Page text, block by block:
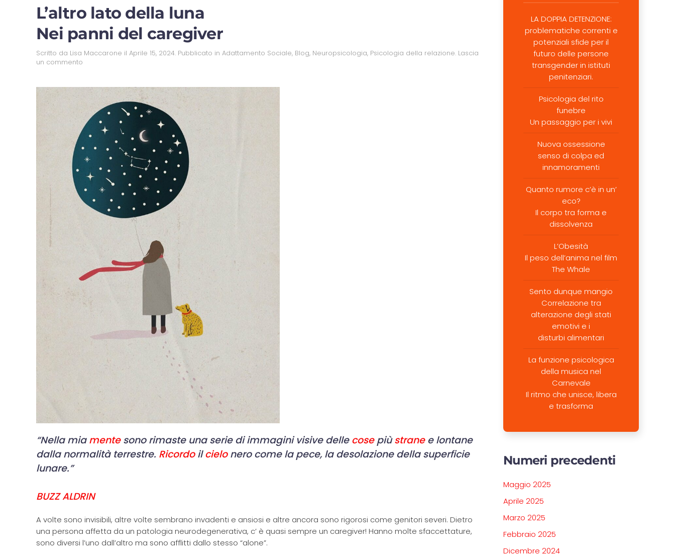
L’altro lato della luna
Nei panni del caregiver
Scritto da Lisa Maccarone il Aprile 15, 2024. Pubblicato in Adattamento Sociale, Blog, Neuropsicologia, Psicologia della relazione. Lascia
un commento
“Nella miamentesono rimaste una serie di immagini visive dellecosepiùstranee lontane
dalla normalità terrestre. Ricordoilcielonero come la pece, la desolazione della superficie
lunare.”
BUZZ ALDRIN
A volte sono invisibili, altre volte sembrano invadenti e ansiosi e altre ancora sono rigorosi come genitori severi. Dietro
una persona affetta da un patologia neurodegenerativa, c’ è quasi sempre un caregiver! Hanno molte sfaccettature,
sono diversi l’uno dall’altro ma sono afflitti dallo stesso “alone”.
LA DOPPIA DETENZIONE:
problematiche correnti e
potenziali sfide per il
futuro delle persone
transgender in istituti
penitenziari.
Psicologia del rito
funebre
Un passaggio per i vivi
Nuova ossessione
senso di colpa ed
innamoramenti
Quanto rumore c’è in un’
eco?
Il corpo tra forma e
dissolvenza
L’Obesità
Il peso dell’anima nel film
The Whale
Sento dunque mangio
Correlazione tra
alterazione degli stati
emotivi e i
disturbi alimentari
La funzione psicologica
della musica nel
Carnevale
Il ritmo che unisce, libera
e trasforma
Numeri precedenti
Maggio 2025
Aprile 2025
Marzo 2025
Febbraio 2025
Dicembre 2024